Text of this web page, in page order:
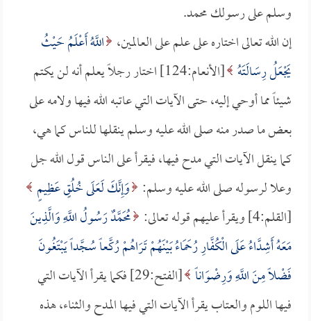
وسلم على رسولك محمد.
إن الله تعالى اختاره على علم على العالمين، اللَّهُ أَعْلَمُ حَيْثُ
يَجْعَلُ رِسَالَتَهُ
[الأنعام:124] اختار رجلاً يعلم أنه لن يكتم
شيئاً مما أوحي إليه، حتى الآيات التي عاتبه الله فيها ولامه على
بعض ما صدر منه صلى الله عليه وسلم ينقلها للناس كما هي،
كما ينقل الآيات التي مدح فيها، فيقرأ على الناس قول الله جل
وعلا لرسوله صلى الله عليه وسلم: وَإِنَّكَ لَعَلَى خُلُقٍ عَظِيمٍ
[القلم:4] ويقرأ عليهم قوله تعالى:
مُحَمَّدٌ رَسُولُ اللَّهِ وَالَّذِينَ
مَعَهُ أَشِدَّاءُ عَلَى الْكُفَّارِ رُحَمَاءُ بَيْنَهُمْ تَرَاهُمْ رُكَّعاً سُجَّداً يَبْتَغُونَ
فَضْلاً مِنَ اللَّهِ وَرِضْوَاناً
[الفتح:29] فكما يقرأ الآيات التي
فيها اللوم والعتاب يقرأ الآيات التي فيها المدح والثناء، هذه